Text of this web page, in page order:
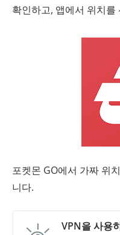
확인하고, 앱에서 위치
포켓몬 GO에서 가짜 위
니다.
VPN을 사용